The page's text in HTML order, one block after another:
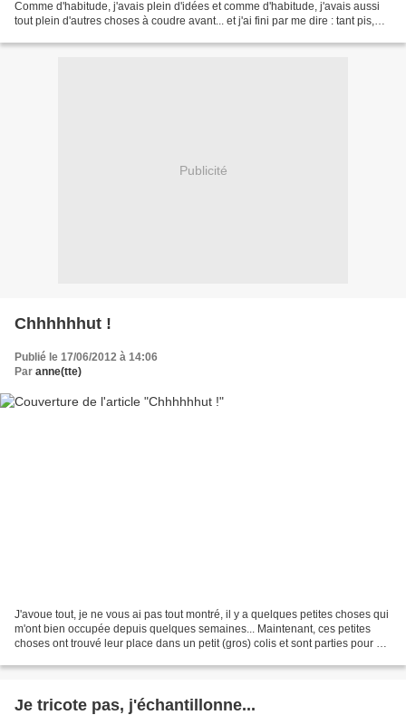
Comme d'habitude, j'avais plein d'idées et comme d'habitude, j'avais aussi
tout plein d'autres choses à coudre avant... et j'ai fini par me dire : tant pis,
Publicité
Chhhhhhut !
Publié le 17/06/2012 à 14:06
Par anne(tte)
J'avoue tout, je ne vous ai pas tout montré, il y a quelques petites choses qui
m'ont bien occupée depuis quelques semaines... Maintenant, ces petites
choses ont trouvé leur place dans un petit (gros) colis et sont parties pour un
Je tricote pas, j'échantillonne...